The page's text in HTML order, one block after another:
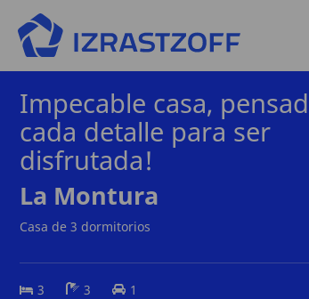
Impecable casa,
cada detalle para ser
disfrutada!
La Montura
Casa de 3 dormitorios
3 3 1